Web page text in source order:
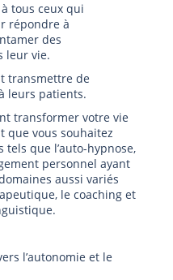
tous ceux qui
répondre à
des
leur vie.
transmettre de
leurs patients.
transformer votre vie
que vous souhaitez
tels que l’auto-hypnose,
personnel ayant
aussi variés
le coaching et
l’autonomie et le